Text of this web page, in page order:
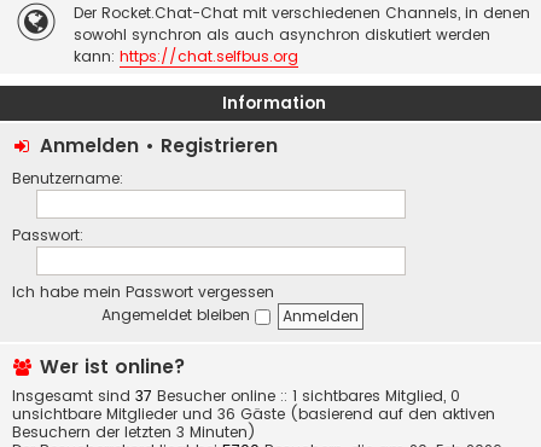
Der Rocket.Chat-Chat mit verschiedenen Channels, in denen
sowohl synchron als auch asynchron diskutiert werden
kann: https://chat.selfbus.org
Information
Anmelden • Registrieren
Benutzername:
Passwort:
Ich habe mein Passwort vergessen
Angemeldet bleiben
Wer ist online?
Insgesamt sind 37 Besucher online :: 1 sichtbares Mitglied, 0
unsichtbare Mitglieder und 36 Gäste (basierend auf den aktiven
Besuchern der letzten 3 Minuten)